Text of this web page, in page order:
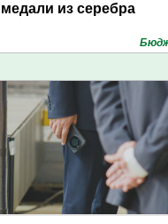
медали из серебра